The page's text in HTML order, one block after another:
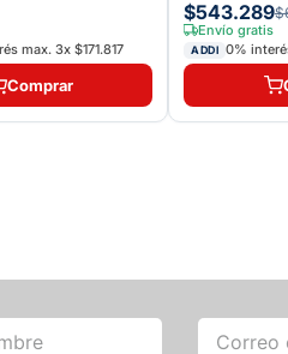
max. 3x $171.817
Comprar
$543.289
Envío gratis
ADDI 0%